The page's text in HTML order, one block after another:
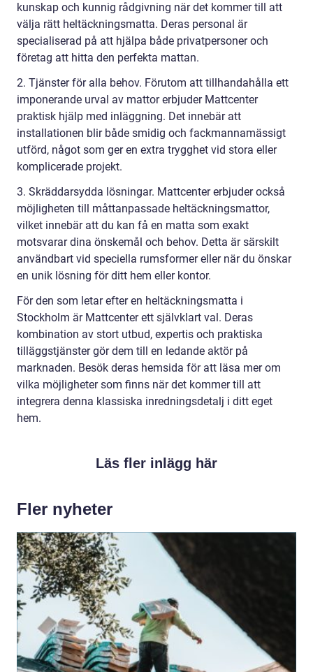
kunskap och kunnig rådgivning när det kommer till att
välja rätt heltäckningsmatta. Deras personal är
specialiserad på att hjälpa både privatpersoner och
företag att hitta den perfekta mattan.
2. Tjänster för alla behov. Förutom att tillhandahålla ett
imponerande urval av mattor erbjuder Mattcenter
praktisk hjälp med inläggning. Det innebär att
installationen blir både smidig och fackmannamässigt
utförd, något som ger en extra trygghet vid stora eller
komplicerade projekt.
3. Skräddarsydda lösningar. Mattcenter erbjuder också
möjligheten till måttanpassade heltäckningsmattor,
vilket innebär att du kan få en matta som exakt
motsvarar dina önskemål och behov. Detta är särskilt
användbart vid speciella rumsformer eller när du önskar
en unik lösning för ditt hem eller kontor.
För den som letar efter en heltäckningsmatta i
Stockholm är Mattcenter ett självklart val. Deras
kombination av stort utbud, expertis och praktiska
tilläggstjänster gör dem till en ledande aktör på
marknaden. Besök deras hemsida för att läsa mer om
vilka möjligheter som finns när det kommer till att
integrera denna klassiska inredningsdetalj i ditt eget
hem.
Läs fler inlägg här
Fler nyheter